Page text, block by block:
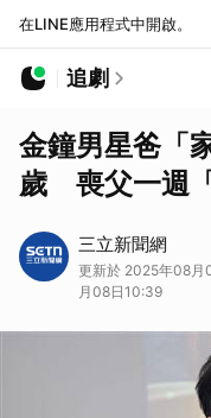
在LINE應用程式中開啟。
追劇
金鐘男星爸「
歲 喪父一週
三立新聞網
更新於 2025年08
月08日10:39